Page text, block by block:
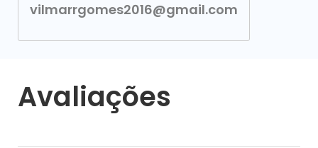
vilmarrgomes2016@gmail.com
Avaliações